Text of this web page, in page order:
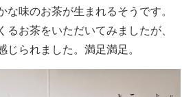
味のお茶が生まれるそうです。
お茶をいただいてみましたが、
られました。満足満足。